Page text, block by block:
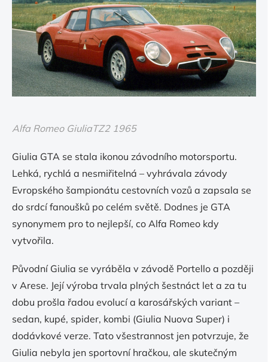
Alfa Romeo GiuliaTZ2 1965
Giulia GTA se stala ikonou závodního motorsportu.
Lehká, rychlá a nesmiřitelná – vyhrávala závody
Evropského šampionátu cestovních vozů a zapsala se
do srdcí fanoušků po celém světě. Dodnes je GTA
synonymem pro to nejlepší, co Alfa Romeo kdy
vytvořila.
Původní Giulia se vyráběla v závodě Portello a později
v Arese. Její výroba trvala plných šestnáct let a za tu
dobu prošla řadou evolucí a karosářských variant –
sedan, kupé, spider, kombi (Giulia Nuova Super) i
dodávkové verze. Tato všestrannost jen potvrzuje, že
Giulia nebyla jen sportovní hračkou, ale skutečným